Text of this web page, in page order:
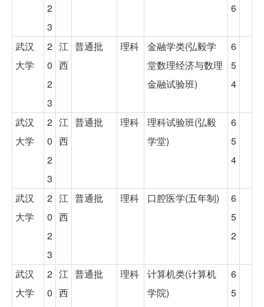
2
3
6
武汉
大学
2
0
2
3
江
西
普通批 理科
金融学类(弘毅学
堂数理经济与数理
金融试验班)
6
5
4
武汉
大学
2
0
2
3
江
西
普通批 理科
理科试验班(弘毅
学堂)
6
5
4
武汉
大学
2
0
2
3
江
西
普通批 理科 口腔医学(五年制)
6
5
2
武汉
大学
2
0
江
西
普通批 理科
计算机类(计算机
学院)
6
5